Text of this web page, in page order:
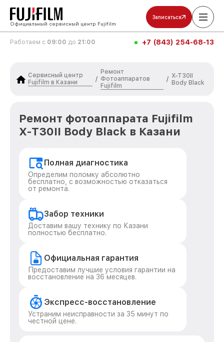
Официальный сервисный центр Fujifilm
Записаться
Работаем с 09:00 до 21:00 +7 (843) 254-68-13
Сервисный центр
Fujifilm в Казани
/
Ремонт
Фотоаппаратов
Fujifilm
/ X-T30II
Body Black
Ремонт фотоаппарата Fujifilm
X-T30II Body Black в Казани
Полная диагностика
Определим поломку абсолютно
бесплатно, с возможностью отказаться
от ремонта.
Забор техники
Доставим вашу технику по Казани
полностью бесплатно.
Официальная гарантия
Предоставим лучшие условия гарантии на
восстановление на 36 месяцев.
Экспресс-восстановление
Устраним неисправности за 35 минут по
честной цене.